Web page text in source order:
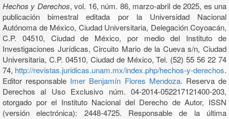
Hechos y Derechos, vol. 16, núm. 86, marzo-abril de 2025, es una
publicación bimestral editada por la Universidad Nacional
Autónoma de México, Ciudad Universitaria, Delegación Coyoacán,
C.P. 04510, Ciudad de México, por medio del Instituto de
Investigaciones Jurídicas, Circuito Mario de la Cueva s/n, Ciudad
Universitaria, C.P. 04510, Ciudad de México, Tel. (52) 55 56 22 74
74, http://revistas.juridicas.unam.mx/index.php/hechos-y-derechos.
Editor responsable Imer Benjamín Flores Mendoza. Reserva de
Derechos al Uso Exclusivo núm. 04-2014-052217121400-203,
otorgado por el Instituto Nacional del Derecho de Autor, ISSN
(versión electrónica): 2448-4725. Responsable de la última